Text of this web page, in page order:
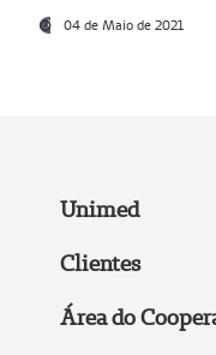
04 de Maio de 2021
Unimed
Clientes
Área do